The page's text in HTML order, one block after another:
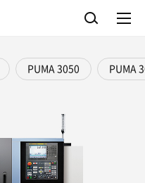
索
完
单
PUMA 3050 PUMA